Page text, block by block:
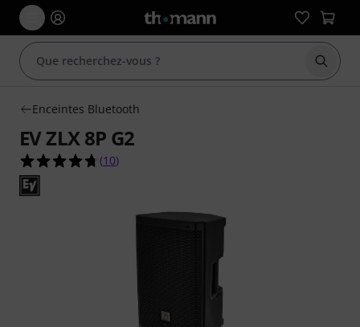
Enceintes Bluetooth
EV ZLX 8P G2
4.7 étoiles sur 5 d'après 10 évaluations clients
(10)